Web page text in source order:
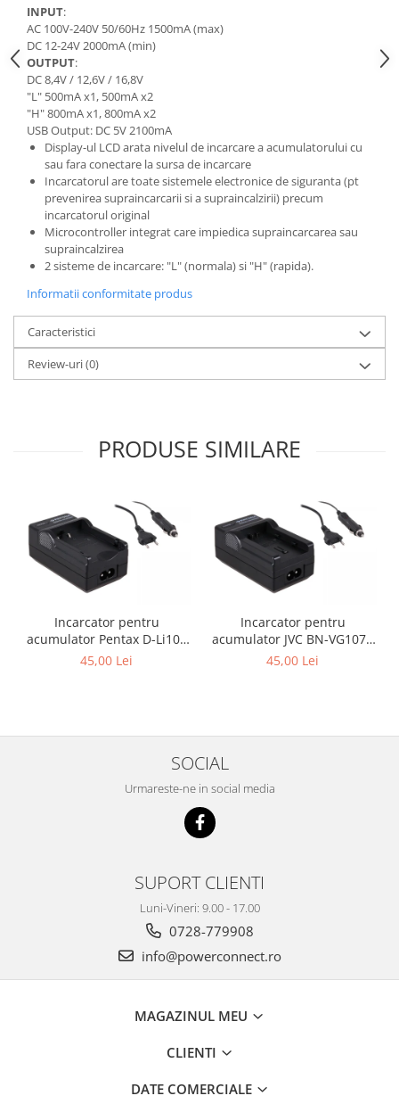
Bec LED
E14
E27
Blițuri și lumini foto/video
Cablu date
tableta
Telefoane mobile
Casti
Telefoane mobile
Custi aparate foto-video
Incarcatoare auto
Telefoane mobile
INPUT:
AC 100V-240V 50/60Hz 1500mA (max)
DC 12-24V 2000mA (min)
OUTPUT:
DC 8,4V / 12,6V / 16,8V
"L" 500mA x1, 500mA x2
"H" 800mA x1, 800mA x2
USB Output: DC 5V 2100mA
Display-ul LCD arata nivelul de incarcare a acumulatorului cu
sau fara conectare la sursa de incarcare
Incarcatorul are toate sistemele electronice de siguranta (pt
prevenirea supraincarcarii si a supraincalzirii) precum
incarcatorul original
Microcontroller integrat care impiedica supraincarcarea sau
supraincalzirea
2 sisteme de incarcare: "L" (normala) si "H" (rapida).
Informatii conformitate produs
Caracteristici
Review-uri(0)
PRODUSE SIMILARE
Incarcator pentru
acumulator Pentax D-Li109
Patona
45,00 Lei
Incarcator pentru
acumulator JVC BN-VG107e
Patona
45,00 Lei
SOCIAL
Urmareste-ne in social media
SUPORT CLIENTI
Luni-Vineri: 9.00 - 17.00
0728-779908
info@powerconnect.ro
MAGAZINUL MEU
CLIENTI
DATE COMERCIALE